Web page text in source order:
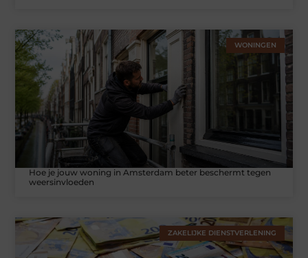
WONINGEN
Hoe je jouw woning in Amsterdam beter beschermt tegen
weersinvloeden
ZAKELIJKE DIENSTVERLENING